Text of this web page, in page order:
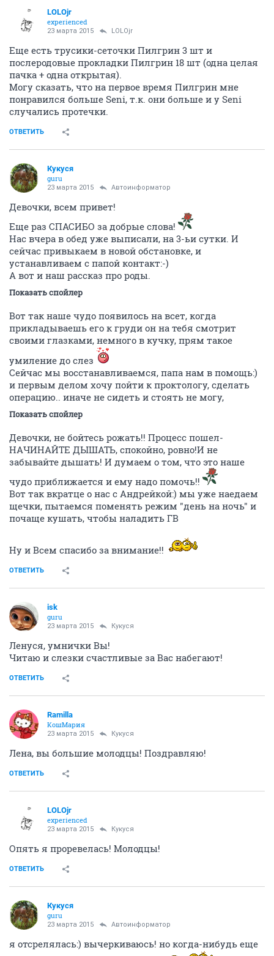
LOLOjr
experienced
23 марта 2015 LOLOjr
Еще есть трусики-сеточки Пилгрин 3 шт и
послеродовые прокладки Пилгрин 18 шт (одна целая
пачка + одна открытая).
Могу сказать, что на первое время Пилгрин мне
понравился больше Seni, т.к. они больше и у Seni
случались протечки.
ОТВЕТИТЬ
Кукуся
guru
23 марта 2015 Автоинформатор
Девочки, всем привет!
Еще раз СПАСИБО за добрые слова!
Нас вчера в обед уже выписали, на 3-ьи сутки. И
сейчас привыкаем в новой обстановке, и
устанавливаем с папой контакт:-)
А вот и наш рассказ про роды.
Показать спойлер
Вот так наше чудо появилось на всет, когда
прикладываешь его к груди он на тебя смотрит
своими глазками, немного в кучку, прям такое
умиление до слез
Сейчас мы восстанавливаемся, папа нам в помощь:)
и первым делом хочу пойти к проктологу, сделать
операцию.. иначе не сидеть и стоять не могу,
Показать спойлер
Девочки, не бойтесь рожать!! Процесс пошел-
НАЧИНАЙТЕ ДЫШАТЬ, спокойно, ровно!И не
забывайте дышать! И думаем о том, что это наше
чудо приближается и ему надо помочь!!
Вот так вкратце о нас с Андрейкой:) мы уже наедаем
щечки, пытаемся поменять режим "день на ночь" и
почаще кушать, чтобы наладить ГВ
Ну и Всем спасибо за внимание!!
ОТВЕТИТЬ
isk
guru
23 марта 2015 Кукуся
Ленуся, умнички Вы!
Читаю и слезки счастливые за Вас набегают!
ОТВЕТИТЬ
Ramilla
КошМария
23 марта 2015 Кукуся
Лена, вы большие молодцы! Поздравляю!
ОТВЕТИТЬ
LOLOjr
experienced
23 марта 2015 Кукуся
Опять я проревелась! Молодцы!
ОТВЕТИТЬ
Кукуся
guru
23 марта 2015 Автоинформатор
я отсрелялась:) вычеркиваюсь! но когда-нибудь еще